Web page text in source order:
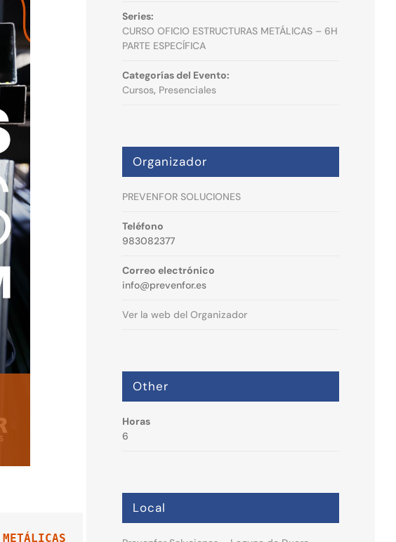
Series:
CURSO OFICIO ESTRUCTURAS METÁLICAS – 6H
PARTE ESPECÍFICA
Categorías del Evento:
Cursos, Presenciales
Organizador
PREVENFOR SOLUCIONES
Teléfono
983082377
Correo electrónico
info@prevenfor.es
Ver la web del Organizador
Other
Horas
6
Local